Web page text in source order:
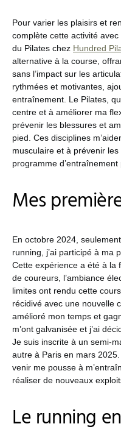
Pour varier les plaisirs et
complète cette activité
du Pilates chez Hundred
alternative à la course,
sans l’impact sur les
rythmées et motivantes,
entraînement. Le Pilates,
centre et à améliorer ma
prévenir les blessures et
pied. Ces disciplines
musculaire et à prévenir
programme
Mes
En octobre 2024,
running, j’ai participé à ma
Cette expérience a été à la
de coureurs, l’ambiance
limites ont rendu cette
récidivé avec une nouvelle
amélioré mon temps et
m’ont galvanisée et j’ai
Je suis inscrite à un semi-
autre à Paris en mars
venir me pousse à
réaliser de nouveaux
Le running